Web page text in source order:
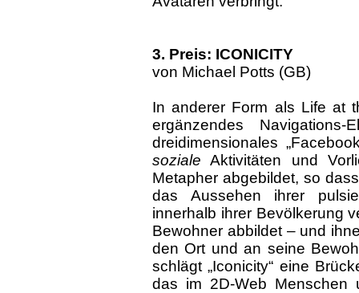
3. Preis: ICONICITY
von Michael Potts (GB)
In anderer Form als Life at
ergänzendes
dreidimensionales
soziale Aktivitäten und
Metapher abgebildet, so
das Aussehen ihrer
innerhalb ihrer Bevölkerung
Bewohner abbildet – und
den Ort und an seine
schlägt „Iconicity“ eine
das im 2D-Web Menschen